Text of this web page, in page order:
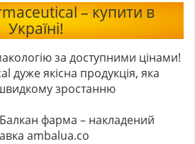
– купити в
Україні!
за доступними цінами!
дуже якісна продукція, яка
зростанню
Балкан фарма – накладений
ambalua.co